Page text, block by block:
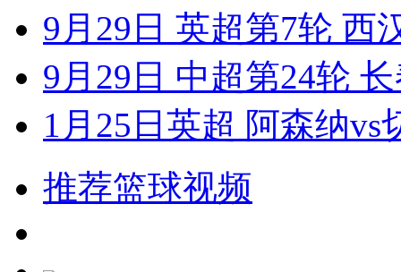
9月29日 英超第7轮 西
9月29日 中超第24轮
1月25日英超 阿森纳vs
推荐篮球视频